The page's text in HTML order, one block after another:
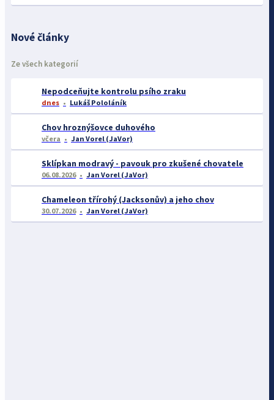
Nové články
Ze všech kategorií
Nepodceňujte kontrolu psího zraku
dnes Lukáš Pololáník
Chov hroznýšovce duhového
včera Jan Vorel (JaVor)
Sklípkan modravý - pavouk pro zkušené chovatele
06.08.2026 Jan Vorel (JaVor)
Chameleon třírohý (Jacksonův) a jeho chov
30.07.2026 Jan Vorel (JaVor)